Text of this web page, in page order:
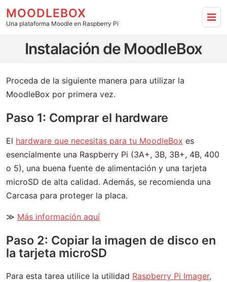
MOODLEBOX
Una plataforma Moodle en Raspberry Pi
Instalación de MoodleBox
Proceda de la siguiente manera para utilizar la
MoodleBox por primera vez.
Paso 1: Comprar el hardware
El hardware que necesitas para tu MoodleBox es
esencialmente una Raspberry Pi (3A+, 3B, 3B+, 4B, 400
o 5), una buena fuente de alimentación y una tarjeta
microSD de alta calidad. Además, se recomienda una
Carcasa para proteger la placa.
≫ Más información aquí
Paso 2: Copiar la imagen de disco en
la tarjeta microSD
Para esta tarea utilice la utilidad Raspberry Pi Imager,